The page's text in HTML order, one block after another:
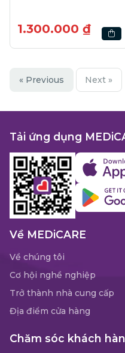
1.300.000 ₫
« Previous Next »
Tải ứng dụng
Về MEDiCARE
Về chúng tôi
Cơ hội nghề nghiệp
Trở thành nhà cung cấp
Địa điểm cửa hàng
Chăm sóc khách